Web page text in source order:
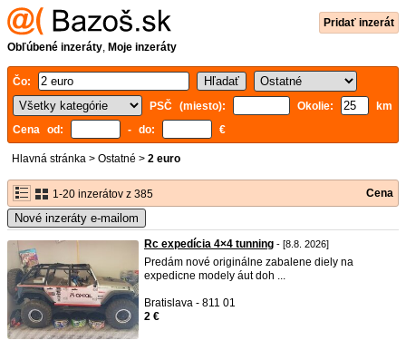
Pridať inzerát
Obľúbené inzeráty, Moje inzeráty
Čo:
PSČ (miesto):
Okolie:
km
Cena od:
- do: €
Hlavná stránka > Ostatné > 2 euro
1-20 inzerátov z 385 Cena
Nové inzeráty e-mailom
Rc expedícia 4×4 tunning - [8.8. 2026]
Predám nové originálne zabalene diely na
expedicne modely áut doh ...
Bratislava - 811 01
2 €